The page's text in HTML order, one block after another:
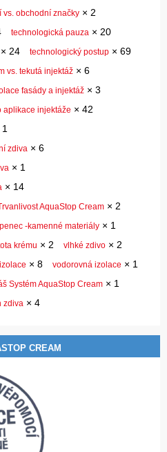
vs. obchodní značky × 2
technologická pauza × 20
× 24 technologický postup × 69
vs. tekutá injektáž × 6
fasády a injektáž × 3
aplikace injektáže × 42
1
zdiva × 6
× 1
× 14
AquaStop Cream × 2
-kamenné materiály × 1
krému × 2 vlhké zdivo × 2
× 8 vodorovná izolace × 1
Systém AquaStop Cream × 1
zdiva × 4
CREAM